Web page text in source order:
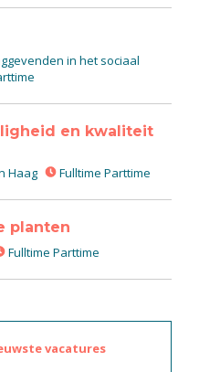
in het sociaal
en kwaliteit
Haag Fulltime Parttime
planten
Fulltime Parttime
vacatures